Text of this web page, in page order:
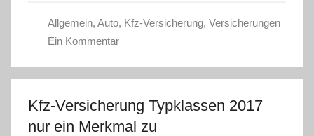
Allgemein, Auto, Kfz-Versicherung, Versicherungen
Ein Kommentar
Kfz-Versicherung Typklassen 2017
nur ein Merkmal zu